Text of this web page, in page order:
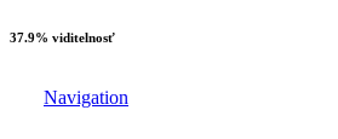
37.9% viditelnosť
Navigation